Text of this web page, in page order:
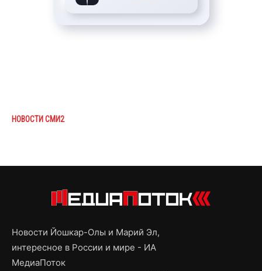
НОВОСТИ СМИ2
Новости Йошкар-Олы и Марий Эл,
интересное в России и мире - ИА
МедиаПоток